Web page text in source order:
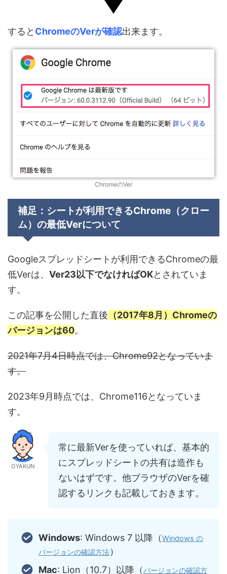
すると ChromeのVerが確認出来ます。
ChromeのVer
補足：シートが利用できるChrome（クロー
ム）の最低Verについて
Googleスプレッドシートが利用できるChromeの最
低Verは、 Ver23以下でなければOKとされていま
す。
この記事を公開した直後 （2017年8月）Chromeの
バージョンは60。
2021年7月4日時点では、Chrome92となっていま
す。
2023年9月時点では、Chrome116となっていま
す。
OYAKUN
常に最新Verを使っていれば、基本的
にスプレッドシートの共有は造作も
ないはずです。他ブラウザのVerを確
認するリンクも記載しておきます。
Windows: Windows 7 以降（Windows の
バージョンの確認方法）
Mac: Lion（10.7）以降（バージョンの確認方